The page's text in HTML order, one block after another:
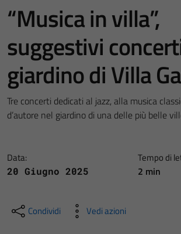
“Musica in villa”,
suggestivi
giardino di Villa
Tre concerti dedicati al jazz, alla musica
d’autore nel giardino di una delle più belle
Data:
20 Giugno 2025
Tempo di
2 min
Condividi Vedi azioni